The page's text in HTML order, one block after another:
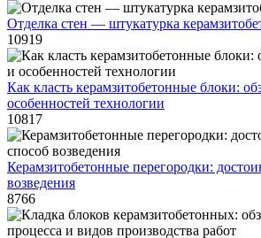
Отделка стен — штукатурка
10919
Как класть керамзитобетонные блоки:
особенностей технологии
10817
Керамзитобетонные перегородки:
возведения
8766